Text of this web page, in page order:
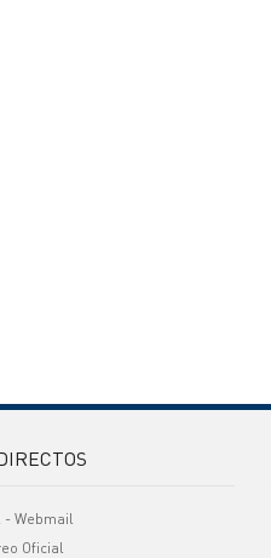
- Webmail
Oficial